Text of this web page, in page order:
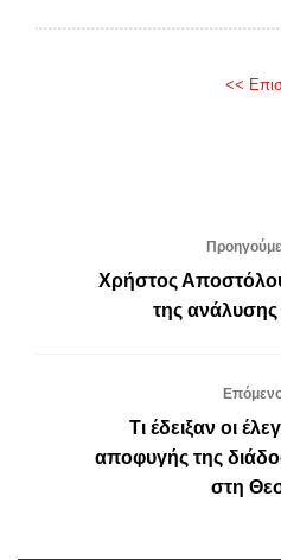
<<
Χρήστος
της
Τι έδειξαν οι
αποφυγής της
στη